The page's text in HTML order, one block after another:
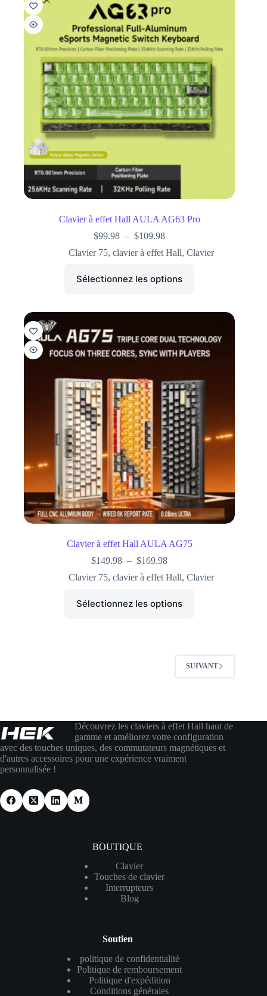
Clavier à effet Hall AULA AG63 Pro
$99.98 – $109.98
Clavier 75,clavier à effet Hall,Clavier
Sélectionnez les options
Clavier à effet Hall AULA AG75
$149.98 – $169.98
Clavier 75,clavier à effet Hall,Clavier
Sélectionnez les options
SUIVANT
Découvrez les claviers à effet Hall haut de
gamme et améliorez votre configuration
avec des touches uniques, des commutateurs magnétiques et
d'autres accessoires pour une expérience vraiment
personnalisée !
BOUTIQUE
Clavier
Touches de clavier
Interrupteurs
Blog
Soutien
politique de confidentialité
Politique de remboursement
Politique d'expédition
Conditions générales